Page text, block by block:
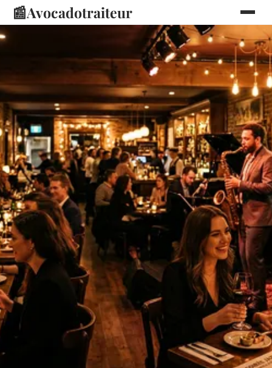
📰Avocadotraiteur